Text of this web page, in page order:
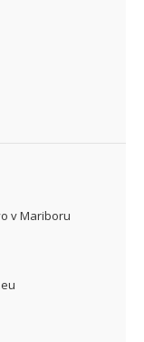
v Mariboru